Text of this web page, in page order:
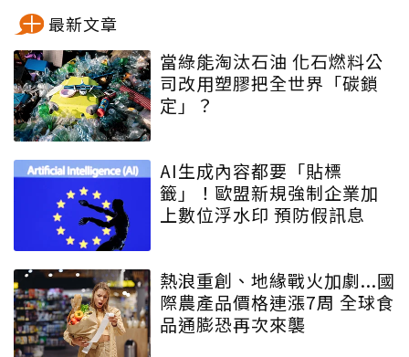
最新文章
當綠能淘汰石油 化石燃料公
司改用塑膠把全世界「碳鎖
定」？
AI生成內容都要「貼標
籤」！歐盟新規強制企業加
上數位浮水印 預防假訊息
熱浪重創、地緣戰火加劇...國
際農產品價格連漲7周 全球食
品通膨恐再次來襲